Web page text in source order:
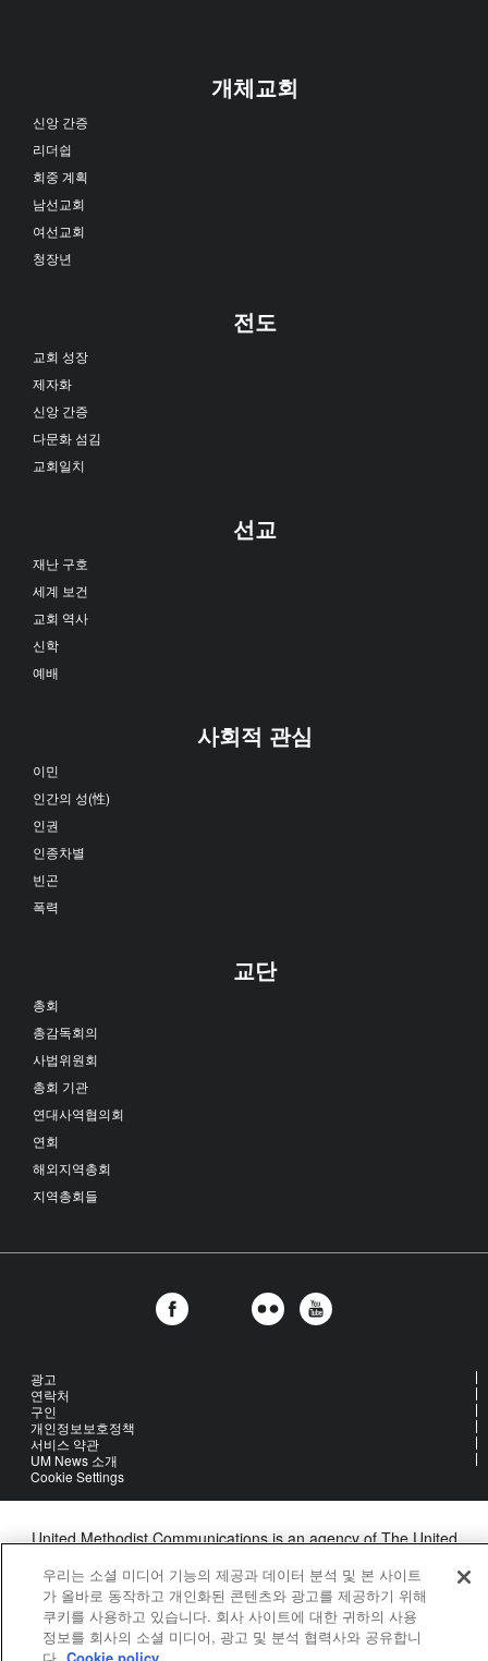
개체교회
신앙 간증
리더쉽
회중 계획
남선교회
여선교회
청장년
전도
교회 성장
제자화
신앙 간증
다문화 섬김
교회일치
선교
재난 구호
세계 보건
교회 역사
신학
예배
사회적 관심
이민
인간의 성(性)
인권
인종차별
빈곤
폭력
교단
총회
총감독회의
사법위원회
총회 기관
연대사역협의회
연회
해외지역총회
지역총회들
광고
연락처
구인
개인정보보호정책
서비스 약관
UM News 소개
Cookie Settings
United Methodist Communications is an agency of The United
©2026United Methodist Communications. All Rights Reserved
우리는 소셜 미디어 기능의 제공과 데이터 분석 및 본 사이트
가 올바로 동작하고 개인화된 콘텐츠와 광고를 제공하기 위해
쿠키를 사용하고 있습니다. 회사 사이트에 대한 귀하의 사용
정보를 회사의 소셜 미디어, 광고 및 분석 협력사와 공유합니